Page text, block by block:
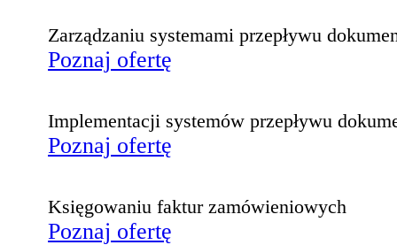
Zarządzaniu systemami przepływu
Poznaj ofertę
Implementacji systemów przepływu
Poznaj ofertę
Księgowaniu faktur zamówieniowych
Poznaj ofertę